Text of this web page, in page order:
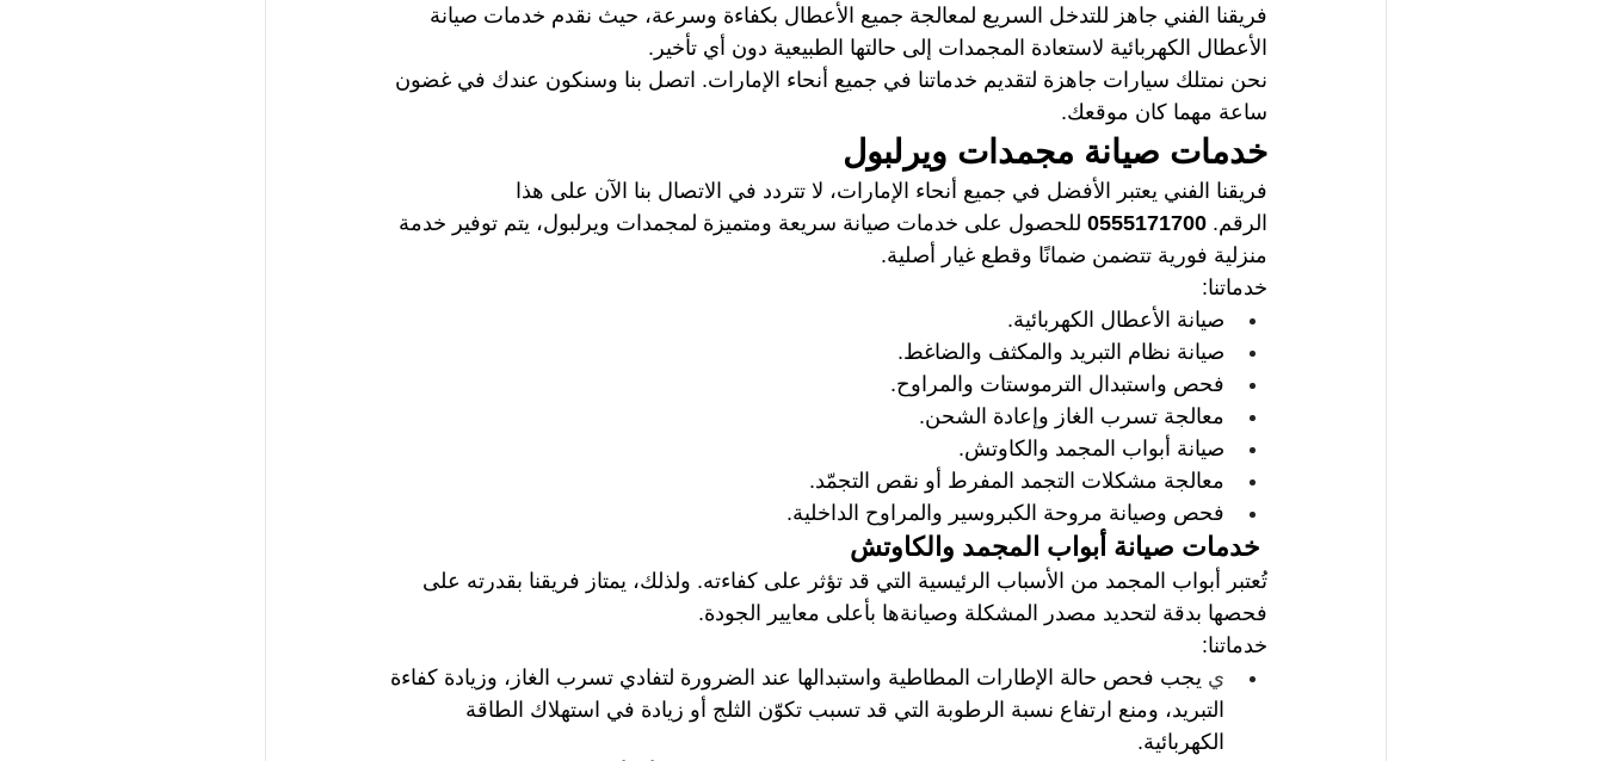
فريقنا الفني جاهز للتدخل السريع لمعالجة جميع الأعطال بكفاءة وسرعة، حيث نقدم خدمات صيانة
الأعطال الكهربائية لاستعادة المجمدات إلى حالتها الطبيعية دون أي تأخير.
نحن نمتلك سيارات جاهزة لتقديم خدماتنا في جميع أنحاء الإمارات. اتصل بنا وسنكون عندك في غضون
ساعة مهما كان موقعك.
خدمات صيانة مجمدات ويرلبول
فريقنا الفني يعتبر الأفضل في جميع أنحاء الإمارات، لا تتردد في الاتصال بنا الآن على هذا
الرقم.
للحصول على خدمات صيانة سريعة ومتميزة لمجمدات ويرلبول، يتم توفير خدمة
منزلية فورية تتضمن ضمانًا وقطع غيار أصلية.
خدماتنا:
صيانة الأعطال الكهربائية.
صيانة نظام التبريد والمكثف والضاغط.
فحص واستبدال الترموستات والمراوح.
معالجة تسرب الغاز وإعادة الشحن.
صيانة أبواب المجمد والكاوتش.
معالجة مشكلات التجمد المفرط أو نقص التجمّد.
فحص وصيانة مروحة الكبروسير والمراوح الداخلية.
خدمات صيانة أبواب المجمد والكاوتش
تُعتبر أبواب المجمد من الأسباب الرئيسية التي قد تؤثر على كفاءته. ولذلك، يمتاز فريقنا بقدرته على
فحصها بدقة لتحديد مصدر المشكلة وصيانةها بأعلى معايير الجودة.
خدماتنا:
ي يجب فحص حالة الإطارات المطاطية واستبدالها عند الضرورة لتفادي تسرب الغاز، وزيادة كفاءة
التبريد، ومنع ارتفاع نسبة الرطوبة التي قد تسبب تكوّن الثلج أو زيادة في استهلاك الطاقة
الكهربائية.